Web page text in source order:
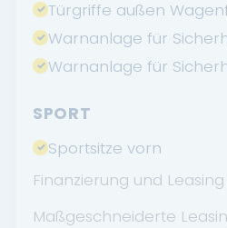
Türgriffe außen
Warnanlage für
Warnanlage für
SPORT
Sportsitze vorn
Finanzierung und Leasing
Maßgeschneiderte